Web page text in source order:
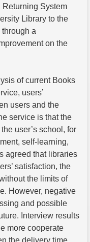
System
Library to the
a
on the
of current Books
users’
users and the
service is that the
user’s school, for
self-learning,
agreed that libraries
satisfaction, the
the limits of
However, negative
and possible
Interview results
more cooperate
the delivery time.